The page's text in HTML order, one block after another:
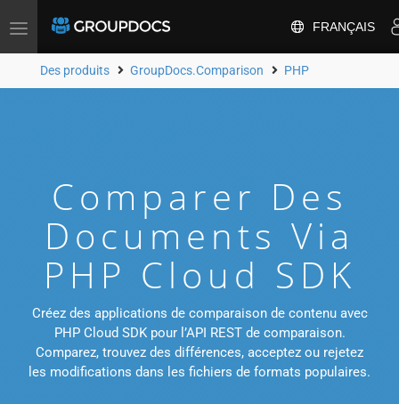
Toggle
FRANÇAIS
Des produits GroupDocs.Comparison PHP
Comparer Des
Documents Via
PHP Cloud SDK
Créez des applications de comparaison de contenu avec
PHP Cloud SDK pour l’API REST de comparaison.
Comparez, trouvez des différences, acceptez ou rejetez
les modifications dans les fichiers de formats populaires.